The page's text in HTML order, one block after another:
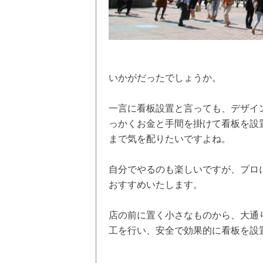
いかがだったでしょうか。
一言に看板設置と言っても、デザ
っかくお金と手間を掛けて看板を
まで気を配りたいですよね。
自分でやるのも楽しいですが、プ
おすすめいたします。
店の前に置く小さなものから、大
工を行い、安全で効果的に看板を設